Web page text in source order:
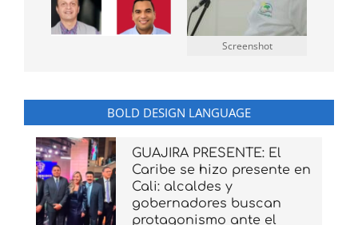
Screenshot
BOLD DESIGN LANGUAGE
GUAJIRA PRESENTE: El
Caribe se hizo presente en
Cali: alcaldes y
gobernadores buscan
protagonismo ante el